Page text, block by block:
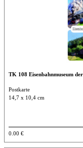
TK 108 Eisenbahnmuseum
Postkarte
14,7 x 10,4 cm
0.00 €